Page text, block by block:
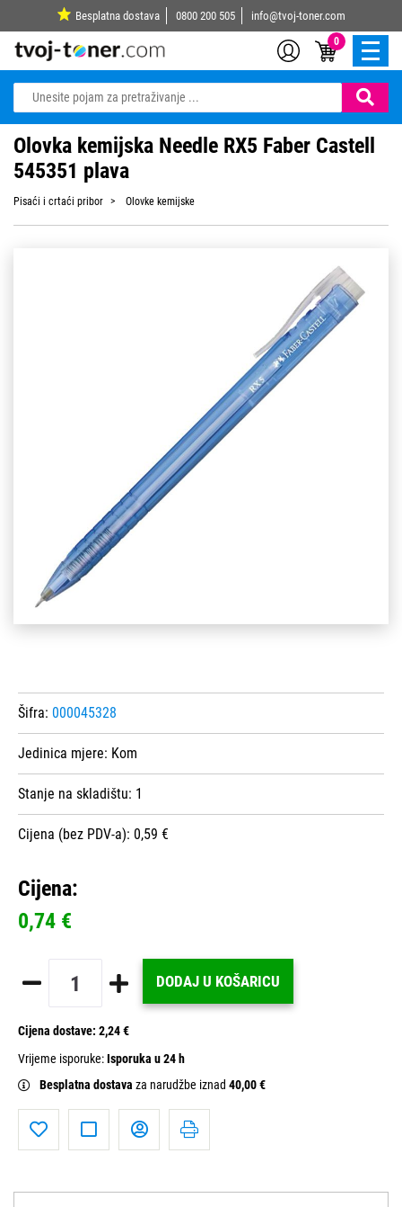
Besplatna dostava 0800 200 505 info@tvoj-toner.com
0
Olovka kemijska Needle RX5 Faber Castell
545351 plava
Pisaći i crtaći pribor Olovke kemijske
Šifra: 000045328
Jedinica mjere: Kom
Stanje na skladištu: 1
Cijena (bez PDV-a): 0,59 €
Cijena:
0,74 €
DODAJ U KOŠARICU
Cijena dostave: 2,24 €
Vrijeme isporuke:Isporuka u 24 h
Besplatna dostava za narudžbe iznad 40,00 €